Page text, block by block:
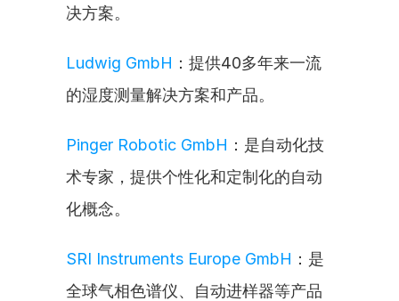
决方案。
Ludwig GmbH ：提供40多年来一流
的湿度测量解决方案和产品。
Pinger Robotic GmbH ：是自动化技
术专家，提供个性化和定制化的自动
化概念。
SRI Instruments Europe GmbH ：是
全球气相色谱仪、自动进样器等产品